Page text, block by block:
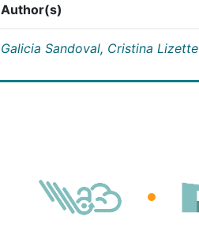
Author(s)
Galicia Sandoval, Cristina Lizette